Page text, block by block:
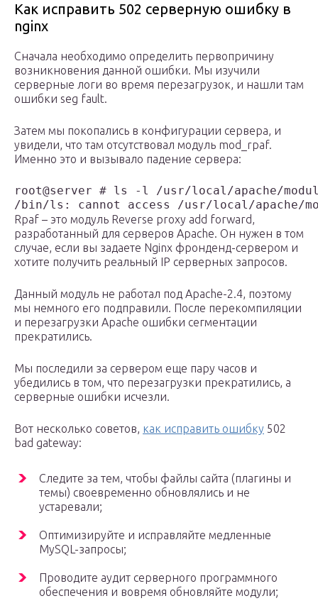
Как исправить 502 серверную ошибку в
nginx
Сначала необходимо определить первопричину
возникновения данной ошибки. Мы изучили
серверные логи во время перезагрузок, и нашли там
ошибки seg fault.
Затем мы покопались в конфигурации сервера, и
увидели, что там отсутствовал модуль mod_rpaf.
Именно это и вызывало падение сервера:
root@server # ls -l /usr/local/apache/
/bin/ls: cannot access /usr/local/apache/
Rpaf – это модуль Reverse proxy add forward,
разработанный для серверов Apache. Он нужен в том
случае, если вы задаете Nginx фронденд-сервером и
хотите получить реальный IP серверных запросов.
Данный модуль не работал под Apache-2.4, поэтому
мы немного его подправили. После перекомпиляции
и перезагрузки Apache ошибки сегментации
прекратились.
Мы последили за сервером еще пару часов и
убедились в том, что перезагрузки прекратились, а
серверные ошибки исчезли.
Вот несколько советов, как исправить ошибку 502
bad gateway:
Следите за тем, чтобы файлы сайта (плагины и
темы) своевременно обновлялись и не
устаревали;
Оптимизируйте и исправляйте медленные
MySQL-запросы;
Проводите аудит серверного программного
обеспечения и вовремя обновляйте модули;